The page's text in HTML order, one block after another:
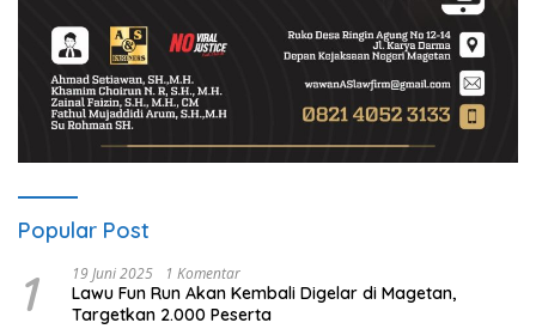
Popular Post
1 19 Juni 2025 1 Komentar
Lawu Fun Run Akan Kembali Digelar di Magetan,
Targetkan 2.000 Peserta